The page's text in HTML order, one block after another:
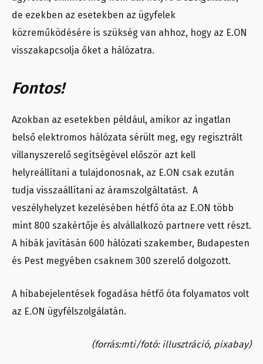
de ezekben az esetekben az ügyfelek
közreműködésére is szükség van ahhoz, hogy az E.ON
visszakapcsolja őket a hálózatra.
Fontos!
Azokban az esetekben például, amikor az ingatlan
belső elektromos hálózata sérült meg, egy regisztrált
villanyszerelő segítségével először azt kell
helyreállítani a tulajdonosnak, az E.ON csak ezután
tudja visszaállítani az áramszolgáltatást. A
veszélyhelyzet kezelésében hétfő óta az E.ON több
mint 800 szakértője és alvállalkozó partnere vett részt.
A hibák javításán 600 hálózati szakember, Budapesten
és Pest megyében csaknem 300 szerelő dolgozott.
A hibabejelentések fogadása hétfő óta folyamatos volt
az E.ON ügyfélszolgálatán.
(forrás:mti/fotó: illusztráció, pixabay)